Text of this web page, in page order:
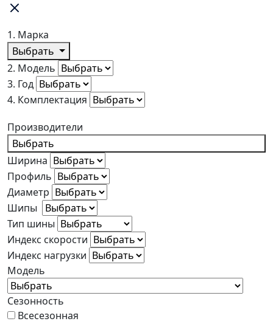
1. Марка
Выбрать
2. Модель
3. Год
4. Комплектация
Производители
Выбрать
Ширина
Профиль
Диаметр
Шипы
Тип шины
Индекс скорости
Индекс нагрузки
Модель
Сезонность
Всесезонная